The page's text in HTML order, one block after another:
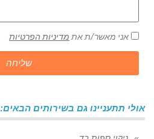
אני מאשר/ת את מדיניות הפרטיות
שליחה
אולי תתעניינו גם בשירותים הבאים: